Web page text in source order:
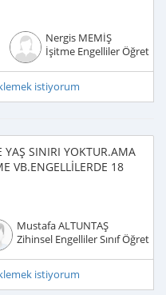
Nergis MEMİŞ
İşitme Engelliler
istiyorum
YAŞ SINIRI YOKTUR.AMA
VB.ENGELLİLERDE 18
Mustafa ALTUNTAŞ
Zihinsel Engelliler Sınıf
istiyorum